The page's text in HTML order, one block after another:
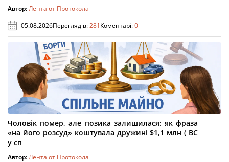
Автор:Лента от Протокола
05.08.2026Переглядів:281Коментарі:0
Чоловік помер, але позика залишилася: як фраза
«на його розсуд» коштувала дружині $1,1 млн ( ВС
у сп
Автор:Лента от Протокола